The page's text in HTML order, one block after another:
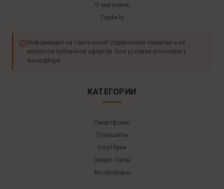
О магазине
Trade-In
Информация на сайте носит справочный характер и не
является публичной офертой. Все условия уточняйте у
менеджера.
КАТЕГОРИИ
Смартфоны
Планшеты
Ноутбуки
Смарт-Часы
Аксессуары